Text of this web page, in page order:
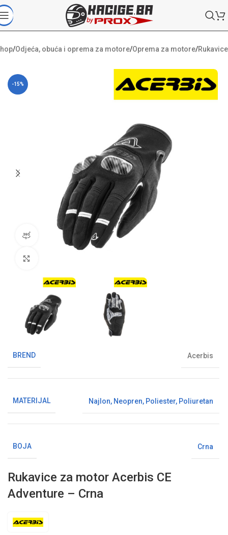
/Odjeća, obuća i oprema za motore/Oprema za motore/Rukavice
-15%
360° pregled proizvoda
BREND Acerbis
MATERIJAL Najlon, Neopren, Poliester, Poliuretan
BOJA Crna
Rukavice za motor Acerbis CE
Adventure – Crna